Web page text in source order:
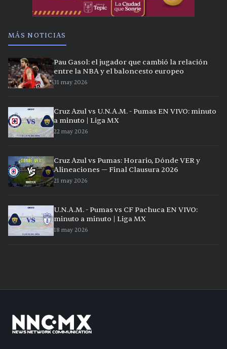
MÁS NOTICIAS
Pau Gasol: el jugador que cambió la relación
entre la NBA y el baloncesto europeo
31 may 2026
Cruz Azul vs U.N.A.M. - Pumas EN VIVO: minuto
a minuto | Liga MX
22 may 2026
Cruz Azul vs Pumas: Horario, Dónde VER y
Alineaciones — Final Clausura 2026
21 may 2026
U.N.A.M. - Pumas vs CF Pachuca EN VIVO:
minuto a minuto | Liga MX
18 may 2026